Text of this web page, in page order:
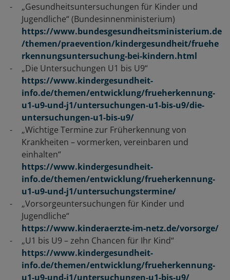
„Gesundheitsuntersuchungen für Kinder und
Jugendliche“ (Bundesinnenministerium)
https://www.bundesgesundheitsministerium.de
/themen/praevention/kindergesundheit/fruehe
rkennungsuntersuchung-bei-kindern.html
„Die Untersuchungen U1 bis U9“
https://www.kindergesundheit-
info.de/themen/entwicklung/frueherkennung-
u1-u9-und-j1/untersuchungen-u1-bis-u9/die-
untersuchungen-u1-bis-u9/
„Wichtige Termine zur Früherkennung von
Krankheiten – vormerken, vereinbaren und
einhalten“
https://www.kindergesundheit-
info.de/themen/entwicklung/frueherkennung-
u1-u9-und-j1/untersuchungstermine/
„Vorsorgeuntersuchungen für Kinder und
Jugendliche“
https://www.kinderaerzte-im-netz.de/vorsorge/
„U1 bis U9 – zehn Chancen für Ihr Kind“
https://www.kindergesundheit-
info.de/themen/entwicklung/frueherkennung-
u1-u9-und-j1/untersuchungen-u1-bis-u9/